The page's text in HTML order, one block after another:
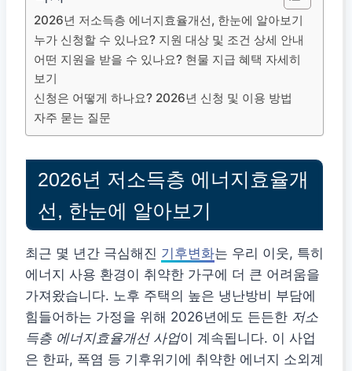
2026년 저소득층 에너지효율개선, 한눈에 알아보기
누가 신청할 수 있나요? 지원 대상 및 조건 상세 안내
어떤 지원을 받을 수 있나요? 현물 지급 혜택 자세히
보기
신청은 어떻게 하나요? 2026년 신청 및 이용 방법
자주 묻는 질문
2026년 저소득층 에너지효율개
선, 한눈에 알아보기
최근 몇 년간 극심해진 기후변화는 우리 이웃, 특히
에너지 사용 환경이 취약한 가구에 더 큰 어려움을
가져왔습니다. 노후 주택의 높은 냉난방비 부담에
힘들어하는 가정을 위해 2026년에도 든든한 저소
득층 에너지효율개선 사업이 계속됩니다. 이 사업
은 한파, 폭염 등 기후위기에 취약한 에너지 소외계